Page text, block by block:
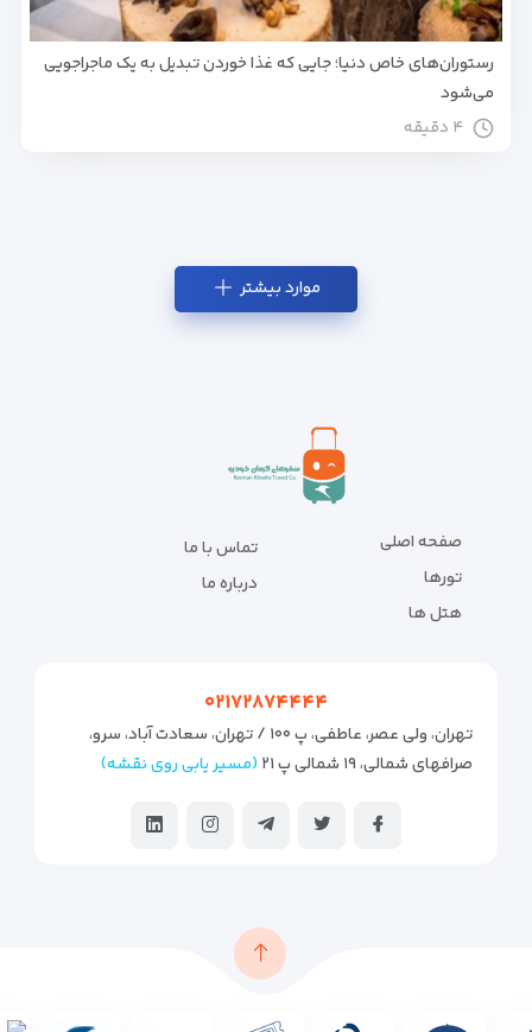
رستوران‌های خاص دنیا؛ جایی که غذا خوردن تبدیل به یک ماجراجویی
می‌شود
۴ دقیقه
موارد بیشتر
صفحه اصلی
تورها
هتل ها
تماس با ما
درباره ما
۰۲۱۷۲۸۷۴۴۴۴
تهران، ولی عصر، عاطفی، پ ۱۰۰ / تهران، سعادت آباد، سرو،
صرافهای شمالی، ۱۹ شمالی پ ۲۱
(مسیر یابی روی نقشه)